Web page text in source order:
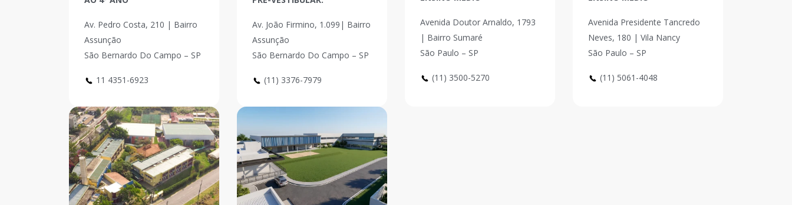
Av. Pedro Costa, 210 | Bairro
Assunção
São Bernardo Do Campo – SP
11 4351-6923
Av. João Firmino, 1.099| Bairro
Assunção
São Bernardo Do Campo – SP
(11) 3376-7979
Avenida Doutor Arnaldo, 1793
| Bairro Sumaré
São Paulo – SP
(11) 3500-5270
Avenida Presidente Tancredo
Neves, 180 | Vila Nancy
São Paulo – SP
(11) 5061-4048